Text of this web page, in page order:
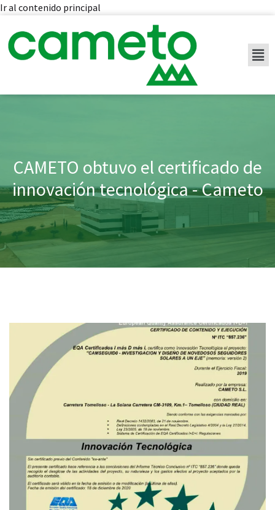
Ir al contenido principal
CAMETO obtuvo el certificado de
innovación tecnológica - Cameto